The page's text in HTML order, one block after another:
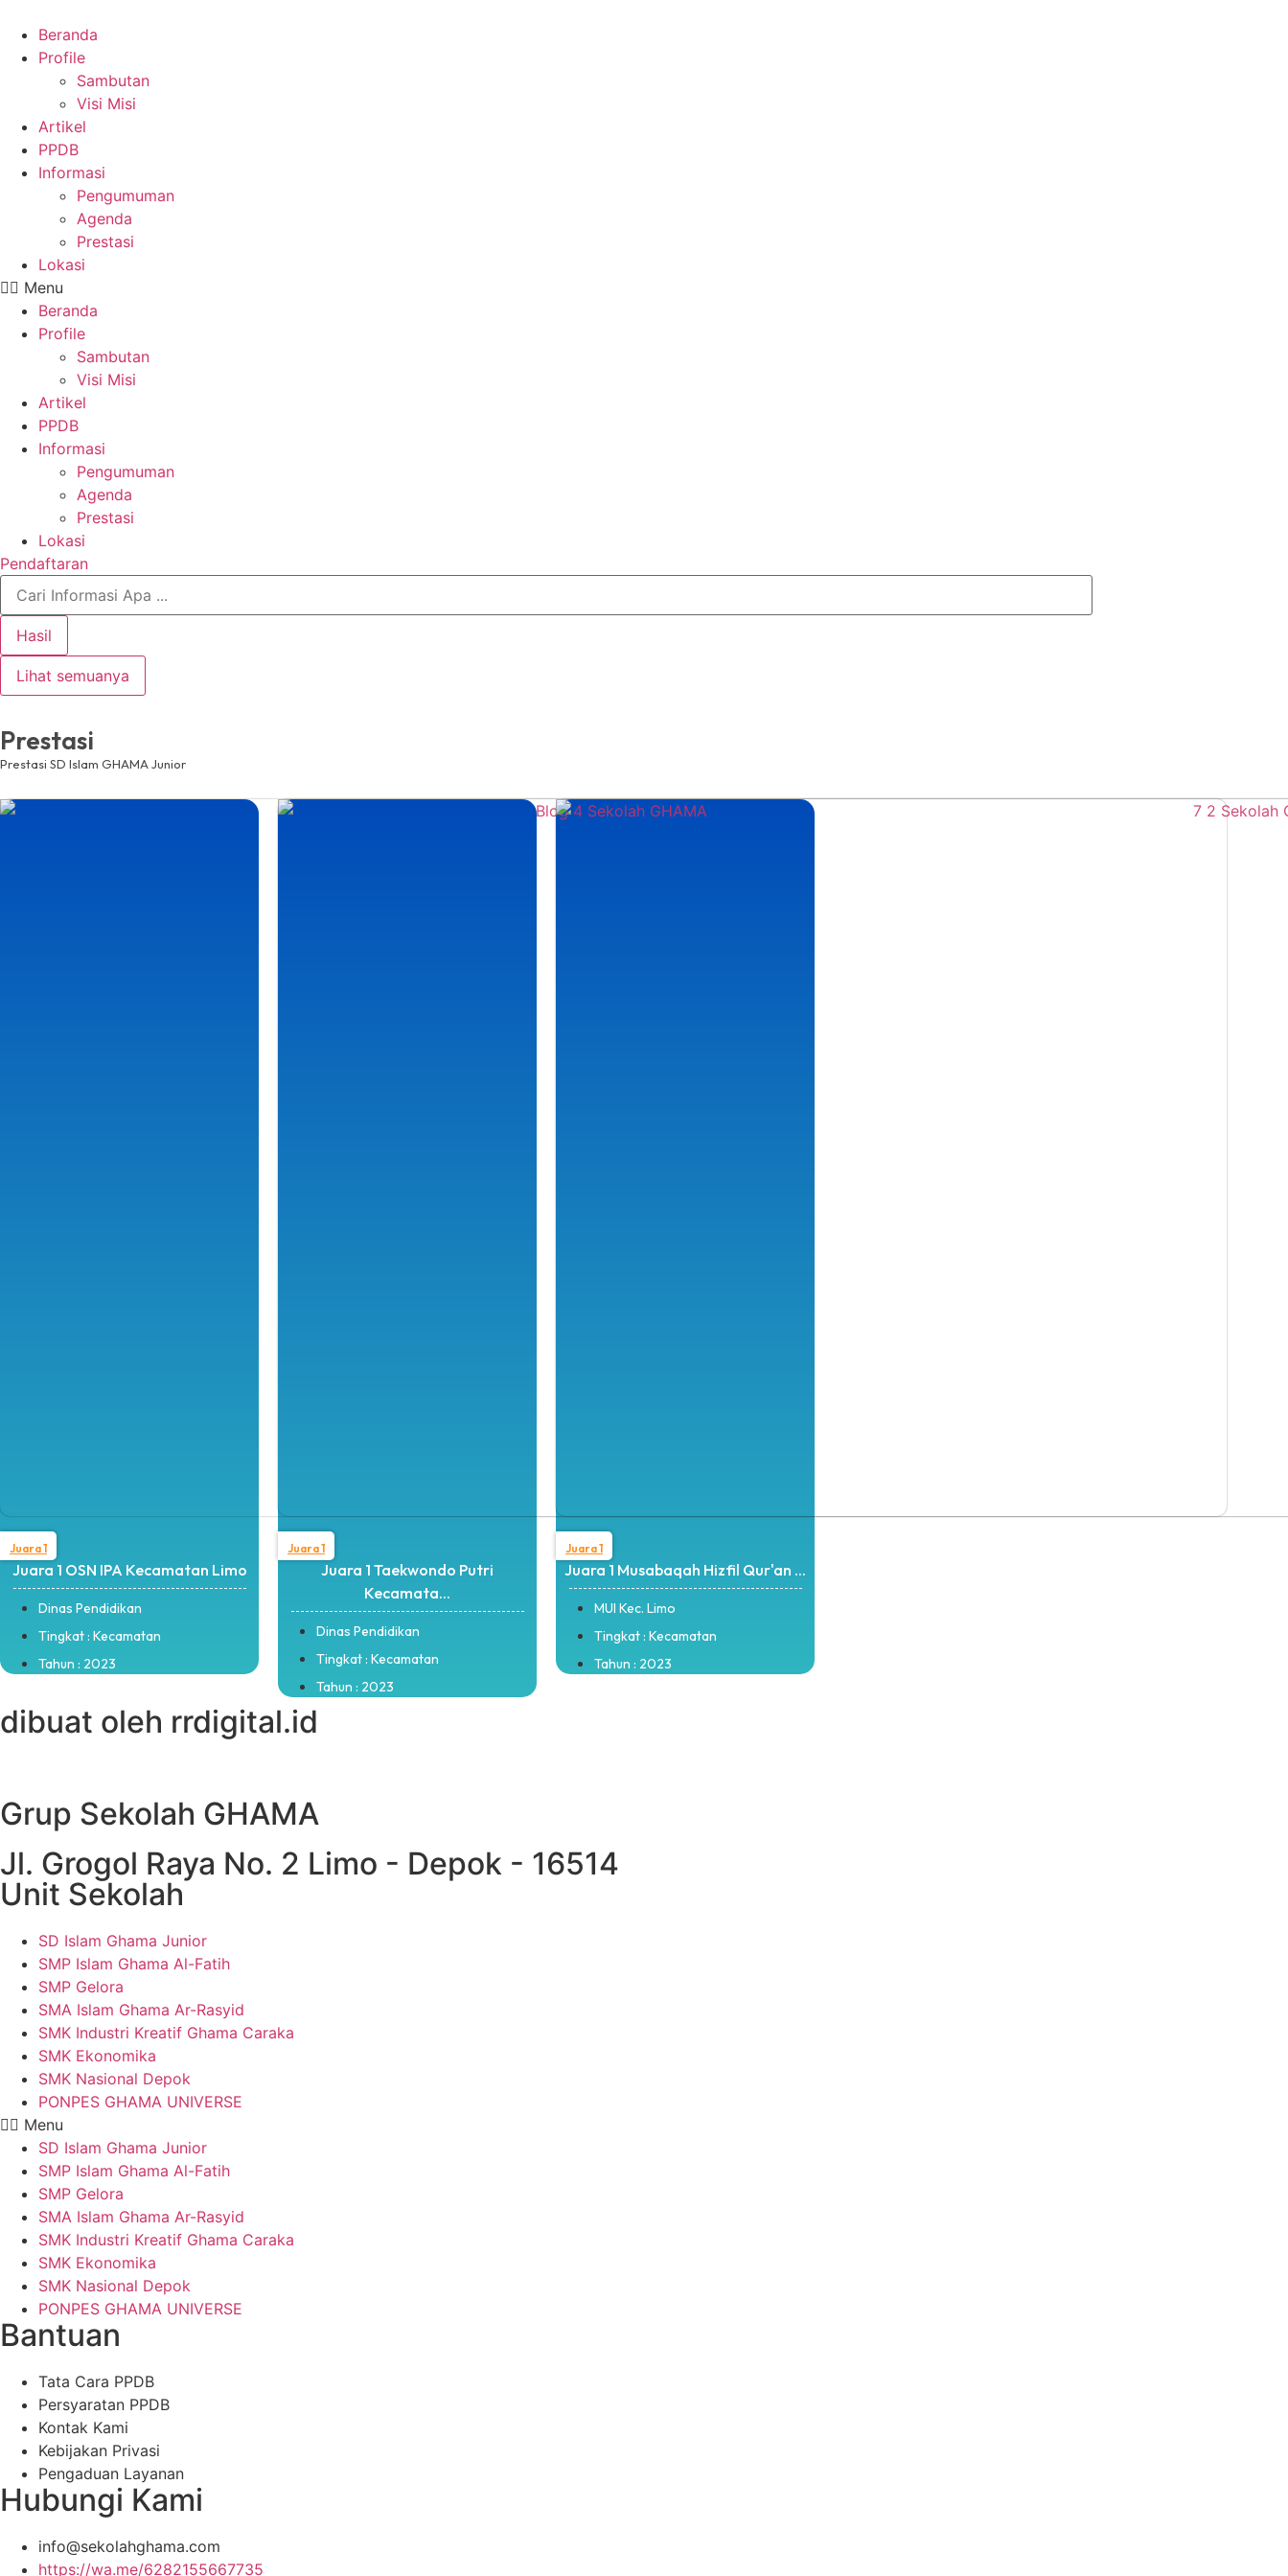
content
Beranda
Profile
Sambutan
Visi Misi
Artikel
PPDB
Informasi
Pengumuman
Agenda
Prestasi
Lokasi
Menu
Beranda
Profile
Sambutan
Visi Misi
Artikel
PPDB
Informasi
Pengumuman
Agenda
Prestasi
Lokasi
Pendaftaran
Search
Hasil
Lihat semuanya
Prestasi
Prestasi SD Islam GHAMA Junior
Juara 1
Juara 1 OSN IPA Kecamatan Limo
Dinas Pendidikan
Tingkat : Kecamatan
Tahun : 2023
Juara 1
Juara 1 Taekwondo Putri
Kecamata...
Dinas Pendidikan
Tingkat : Kecamatan
Tahun : 2023
Juara 1
Juara 1 Musabaqah Hizfil Qur'an ...
MUI Kec. Limo
Tingkat : Kecamatan
Tahun : 2023
dibuat oleh rrdigital.id
Grup Sekolah GHAMA
Jl. Grogol Raya No. 2 Limo - Depok - 16514
Unit Sekolah
SD Islam Ghama Junior
SMP Islam Ghama Al-Fatih
SMP Gelora
SMA Islam Ghama Ar-Rasyid
SMK Industri Kreatif Ghama Caraka
SMK Ekonomika
SMK Nasional Depok
PONPES GHAMA UNIVERSE
Menu
SD Islam Ghama Junior
SMP Islam Ghama Al-Fatih
SMP Gelora
SMA Islam Ghama Ar-Rasyid
SMK Industri Kreatif Ghama Caraka
SMK Ekonomika
SMK Nasional Depok
PONPES GHAMA UNIVERSE
Bantuan
Tata Cara PPDB
Persyaratan PPDB
Kontak Kami
Kebijakan Privasi
Pengaduan Layanan
Hubungi Kami
info@sekolahghama.com
https://wa.me/6282155667735